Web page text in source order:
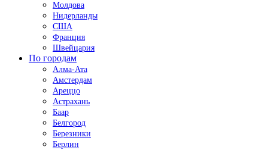
Молдова
Нидерланды
США
Франция
Швейцария
По городам
Алма-Ата
Амстердам
Ареццо
Астрахань
Баар
Белгород
Березники
Берлин